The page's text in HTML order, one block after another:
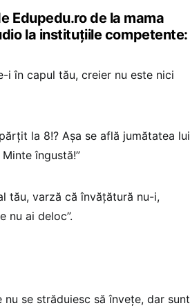
Edupedu.ro de la mama
la instituțiile competente:
i în capul tău, creier nu este nici
la 8!? Așa se află jumătatea lui
îngustă!”
tău, varză că învățătură nu-i,
nu ai deloc”.
se străduiesc să învețe, dar sunt